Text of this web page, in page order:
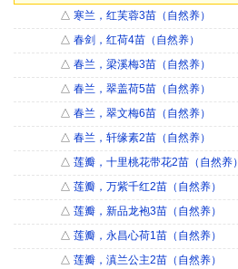
△ 寒兰，红芙蓉3苗（自然养）
△ 春剑，红荷4苗（自然养）
△ 春兰，梁溪梅3苗（自然养）
△ 春兰，翠盖荷5苗（自然养）
△ 春兰，翠文梅6苗（自然养）
△ 春兰，轩缘素2苗（自然养）
△ 莲瓣，十里桃花带花2苗（自然养）
△ 莲瓣，万紫千红2苗（自然养）
△ 莲瓣，新品龙袍3苗（自然养）
△ 莲瓣，永昌心荷1苗（自然养）
△ 莲瓣，滇兰公主2苗（自然养）